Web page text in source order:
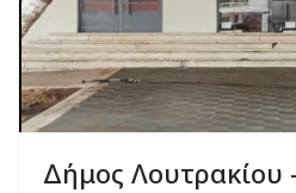
Δήμος Λουτρακίου